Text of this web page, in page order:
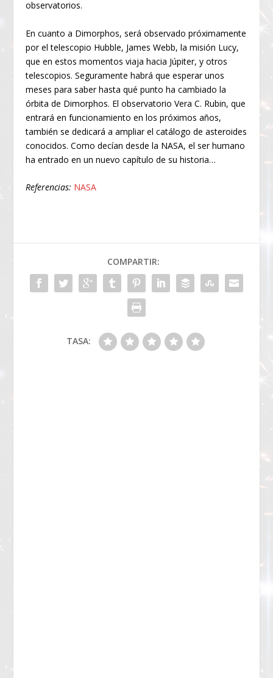
observatorios.
En cuanto a Dimorphos, será observado próximamente
por el telescopio Hubble, James Webb, la misión Lucy,
que en estos momentos viaja hacia Júpiter, y otros
telescopios. Seguramente habrá que esperar unos
meses para saber hasta qué punto ha cambiado la
órbita de Dimorphos. El observatorio Vera C. Rubin, que
entrará en funcionamiento en los próximos años,
también se dedicará a ampliar el catálogo de asteroides
conocidos. Como decían desde la NASA, el ser humano
ha entrado en un nuevo capítulo de su historia…
Referencias: NASA
COMPARTIR:
TASA: